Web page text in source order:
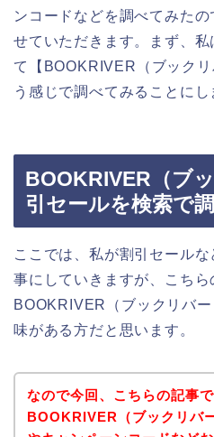
ンコードなどを調べてみた
せていただきます。まず、
て【BOOKRIVER（ブック
う感じで調べてみることにし
BOOKRIVER（ブ
引セールを検索で
ここでは、私が割引セール
事にしていきますが、こち
BOOKRIVER（ブックリバ
味がある方だと思います。
なので今回、こちらの記事
BOOKRIVER（ブックリバ